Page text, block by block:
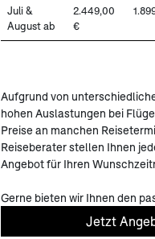
Juli &
August ab
2.449,00
€
Aufgrund von
hohen Auslastungen bei
Preise an manchen
Reiseberater stellen Ihnen
Angebot für Ihren
Gerne bieten wir Ihnen den
Jetzt